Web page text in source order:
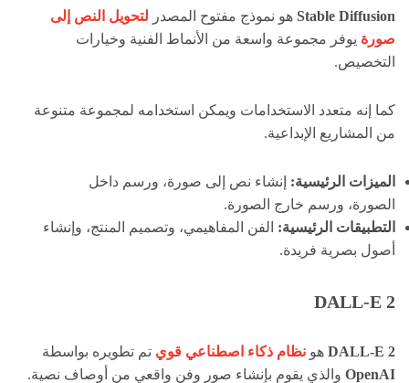
Stable Diffusion هو نموذج مفتوح المصدر لتحويل النص إلى
صورة يوفر مجموعة واسعة من الأنماط الفنية وخيارات
التخصيص.
كما إنه متعدد الاستخدامات ويمكن استخدامه لمجموعة متنوعة
من المشاريع الإبداعية.
الميزات الرئيسية: إنشاء نص إلى صورة، ورسم داخل
الصورة، ورسم خارج الصورة.
التطبيقات الرئيسية: الفن المفاهيمي، وتصميم المنتج، وإنشاء
أصول بصرية فريدة.
DALL-E 2
DALL-E 2 هو نظام ذكاء اصطناعي قوي تم تطويره بواسطة
OpenAI والذي يقوم بإنشاء صور وفن واقعي من أوصاف نصية.